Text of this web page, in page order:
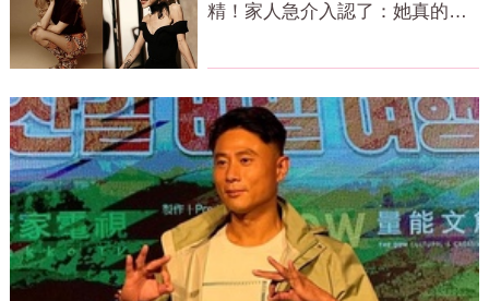
精！家人急介入認了：她真的不